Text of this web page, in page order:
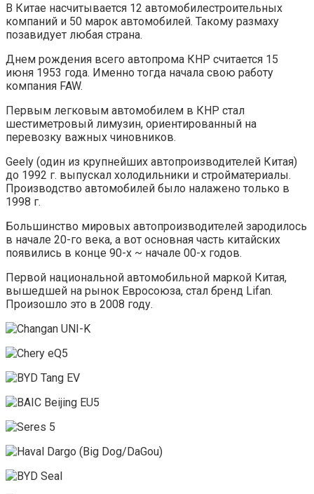
В Китае насчитывается 12 автомобилестроительных
компаний и 50 марок автомобилей. Такому размаху
позавидует любая страна.
Днем рождения всего автопрома КНР считается 15
июня 1953 года. Именно тогда начала свою работу
компания FAW.
Первым легковым автомобилем в КНР стал
шестиметровый лимузин, ориентированный на
перевозку важных чиновников.
Geely (один из крупнейших автопроизводителей Китая)
до 1992 г. выпускал холодильники и стройматериалы.
Производство автомобилей было налажено только в
1998 г.
Большинство мировых автопроизводителей зародилось
в начале 20-го века, а вот основная часть китайских
появились в конце 90-х ~ начале 00-х годов.
Первой национальной автомобильной маркой Китая,
вышедшей на рынок Евросоюза, стал бренд Lifan.
Произошло это в 2008 году.